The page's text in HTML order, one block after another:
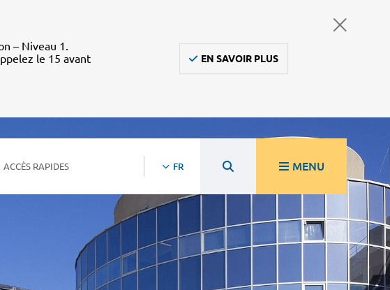
– Niveau 1.
le 15 avant
EN SAVOIR PLUS
ACCÈS RAPIDES FR MENU